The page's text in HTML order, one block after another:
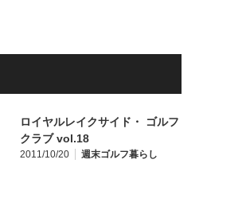
ロイヤルレイクサイド・ ゴルフ
クラブ vol.18
2011/10/20 週末ゴルフ暮らし